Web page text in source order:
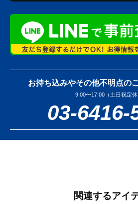
お持ち込みやその他不明点の
9:00〜17:00（土日祝定休
03-6416-
関連するアイ